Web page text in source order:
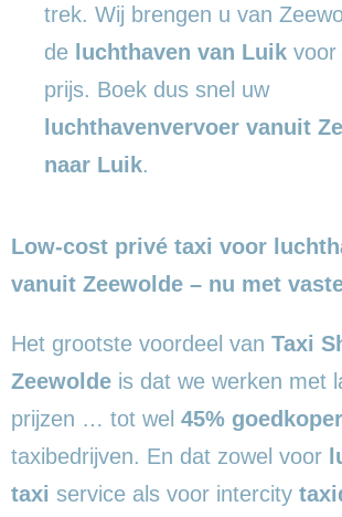
trek. Wij brengen u van
de luchthaven van Luik voor
prijs. Boek dus snel uw
luchthavenvervoer vanuit
naar Luik.
Low-cost privé taxi voor
vanuit Zeewolde – nu met
Het grootste voordeel van Taxi
Zeewolde is dat we werken met
prijzen … tot wel 45% goedkoper
taxibedrijven. En dat zowel voor
taxi service als voor intercity